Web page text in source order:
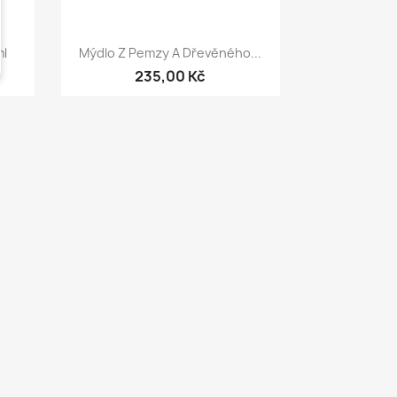
Rychlý náhled
Mýdlo Z Pemzy A Dřevěného...
235,00 Kč